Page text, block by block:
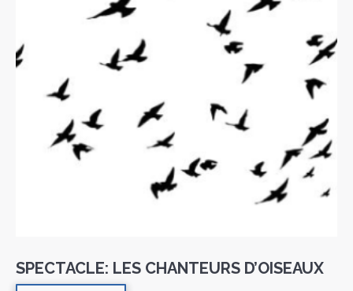
SPECTACLE: LES CHANTEURS D’OISEAUX